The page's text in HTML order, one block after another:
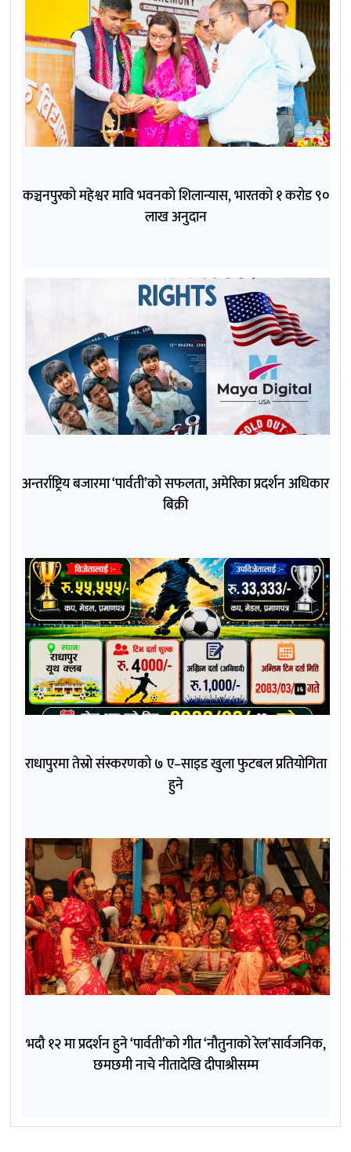
कञ्चनपुरको महेश्वर मावि भवनको शिलान्यास, भारतको १ करोड ९०
लाख अनुदान
अन्तर्राष्ट्रिय बजारमा ‘पार्वती’को सफलता, अमेरिका प्रदर्शन अधिकार
बिक्री
राधापुरमा तेस्रो संस्करणको ७ ए–साइड खुला फुटबल प्रतियोगिता
हुने
भदौ १२ मा प्रदर्शन हुने ‘पार्वती’को गीत ‘नौतुनाको रेल’सार्वजनिक,
छमछमी नाचे नीतादेखि दीपाश्रीसम्म